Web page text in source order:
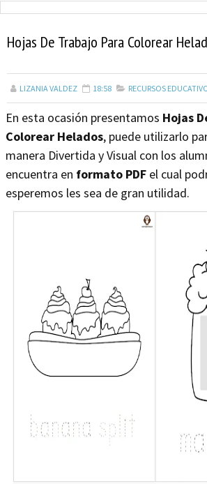
Hojas De Trabajo Para Colorear
LIZANIA VALDEZ 18:58 RECURSOS
En esta ocasión presentamos Hojas
Colorear Helados, puede utilizarlo
manera Divertida y Visual con los
encuentra en formato PDF el cual
esperemos les sea de gran utilidad.